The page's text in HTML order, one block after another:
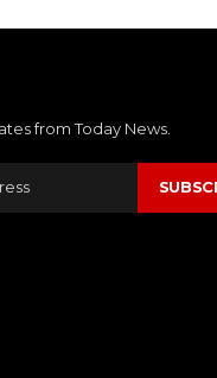
from Today News.